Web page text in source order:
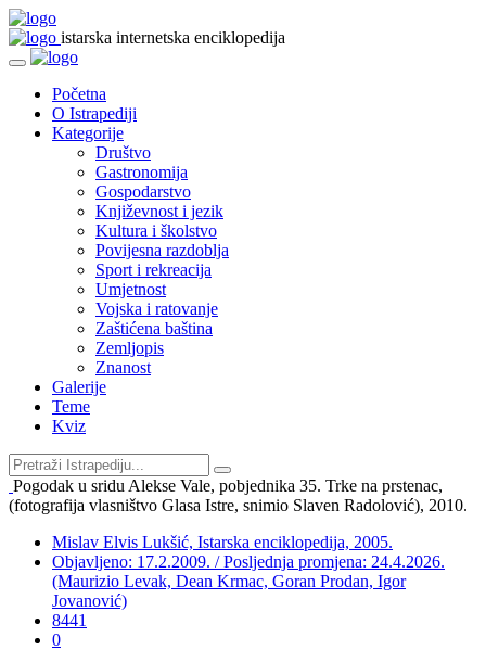
istarska internetska enciklopedija
Početna
O Istrapediji
Kategorije
Društvo
Gastronomija
Gospodarstvo
Književnost i jezik
Kultura i školstvo
Povijesna razdoblja
Sport i rekreacija
Umjetnost
Vojska i ratovanje
Zaštićena baština
Zemljopis
Znanost
Galerije
Teme
Kviz
Pogodak u sridu Alekse Vale, pobjednika 35. Trke na prstenac,
(fotografija vlasništvo Glasa Istre, snimio Slaven Radolović), 2010.
Mislav Elvis Lukšić, Istarska enciklopedija, 2005.
Objavljeno: 17.2.2009. / Posljednja promjena: 24.4.2026.
(Maurizio Levak, Dean Krmac, Goran Prodan, Igor
Jovanović)
8441
0